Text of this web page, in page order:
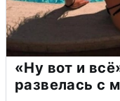
«Ну вот и
развелась с